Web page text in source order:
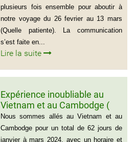
plusieurs fois ensemble pour aboutir à
notre voyage du 26 fevrier au 13 mars
(Quelle patiente). La communication
s’est faite en...
Lire la suite
Expérience inoubliable au
Vietnam et au Cambodge (
Groupe de monsieur Jean
Pierre Lapointe)
Nous sommes allés au Vietnam et au
Cambodge pour un total de 62 jours de
janvier à mars 2024, avec un horaire et